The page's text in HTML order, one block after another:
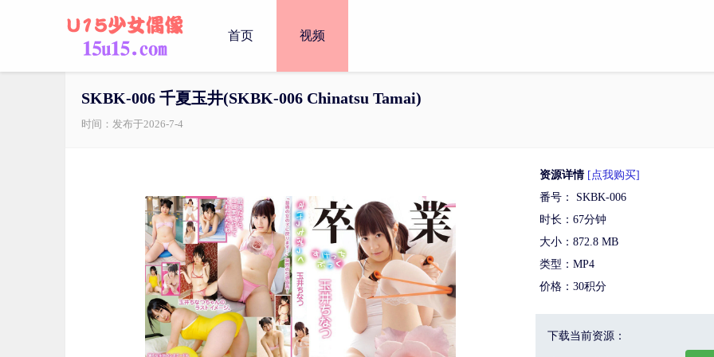
首页 视频
SKBK-006 千夏玉井(SKBK-006 Chinatsu Tamai)
时间：发布于2026-7-4
资源详情 [点我购买]
番号： SKBK-006
时长：67分钟
大小：872.8 MB
类型：MP4
价格：30积分
下载当前资源：